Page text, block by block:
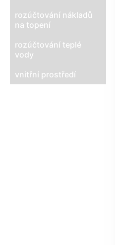
rozúčtování nákladů
na topení
rozúčtování teplé
vody
vnitřní prostředí